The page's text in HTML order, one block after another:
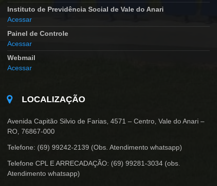
Instituto de Previdência Social de Vale do Anari
Acessar
Painel de Controle
Acessar
Webmail
Acessar
LOCALIZAÇÃO
Avenida Capitão Silvio de Farias, 4571 – Centro, Vale do Anari –
RO, 76867-000
Telefone: (69) 99242-2139 (Obs. Atendimento whatsapp)
Telefone CPL E ARRECADAÇÃO: (69) 99281-3034 (obs.
Atendimento whatsapp)